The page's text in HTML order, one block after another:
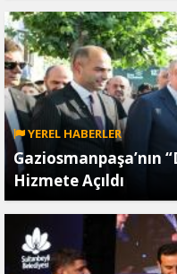
YEREL HABERLER
Gaziosmanpaşa’nın
Hizmete Açıldı